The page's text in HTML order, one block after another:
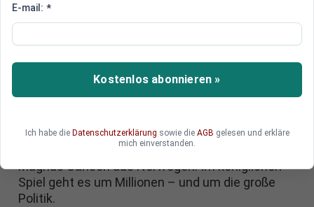
DWN-SPEZIAL - Heute Auftakt
Dollars, Scheichs und CIA
Am heutigen Freitag wird in Dubai die erste Partie
der Schachweltmeisterschaft ausgetragen.
Nepomnjaschtschi aus Russland eröffnet mit
den weißen Figuren gegen Titelverteidiger
Magnus Carlsen aus Norwegen. Im königlichen
Spiel geht es um Millionen – und um die große
Politik.
E-mail: *
Kostenlos abonnieren »
Ich habe die Datenschutzerklärung sowie die AGB gelesen und erkläre
mich einverstanden.